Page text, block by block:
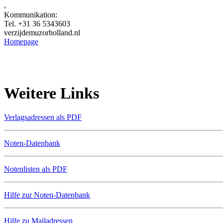
Kommunikation:
Tel. +31 36 5343603
verzijdemuzorholland.nl
Homepage
Weitere Links
Verlagsadressen als PDF
Noten-Datenbank
Notenlisten als PDF
Hilfe zur Noten-Datenbank
Hilfe zu Mailadressen